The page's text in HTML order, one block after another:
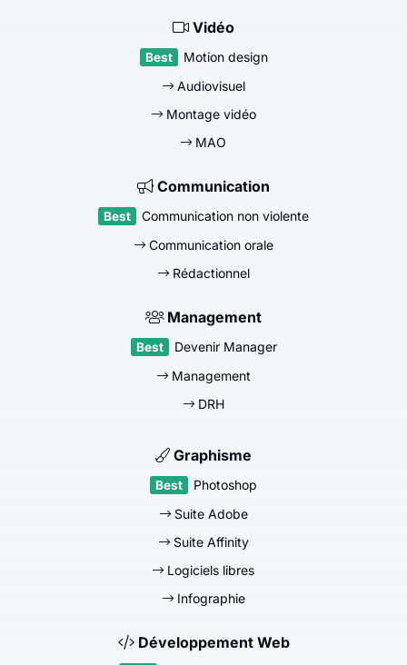
Vidéo
Motion design
Audiovisuel
Montage vidéo
MAO
Communication
Communication non violente
Communication orale
Rédactionnel
Management
Devenir Manager
Management
DRH
Graphisme
Photoshop
Suite Adobe
Suite Affinity
Logiciels libres
Infographie
Développement Web